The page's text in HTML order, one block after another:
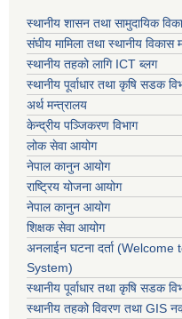
स्थानीय शासन तथा सामुदायिक
संघीय मामिला तथा स्थानीय विकास
स्थानीय तहको लागि ICT ब्लग
स्थानीय पूर्वाधार तथा कृषि सडक
अर्थ मन्त्रालय
केन्द्रीय पञ्जिकरण विभाग
लोक सेवा आयोग
नेपाल कानुन आयोग
राष्ट्रिय योजना आयोग
नेपाल कानुन आयोग
शिक्षक सेवा आयोग
अनलाईन घटना दर्ता
System)
स्थानीय पूर्वाधार तथा कृषि सडक
स्थानीय तहको विवरण तथा GIS